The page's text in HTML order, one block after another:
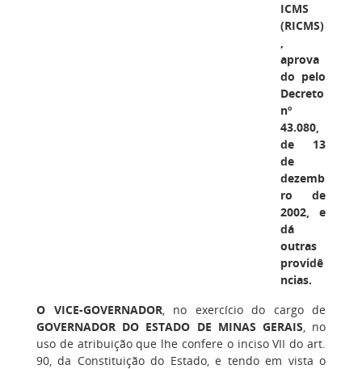
ICMS
(RICMS)
,
aprova
do pelo
Decreto
nº
43.080,
de 13
de
dezemb
ro de
2002, e
dá
outras
providê
ncias.
O VICE-GOVERNADOR, no exercício do cargo de
GOVERNADOR DO ESTADO DE MINAS GERAIS, no
uso de atribuição que lhe confere o inciso VII do art.
90, da Constituição do Estado, e tendo em vista o